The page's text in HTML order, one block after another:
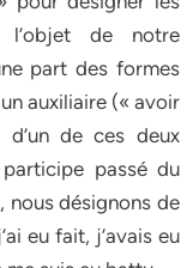
l’objet de notre
part des formes
auxiliaire (« avoir
de ces deux
passé du
nous désignons de
eu fait, j’avais eu